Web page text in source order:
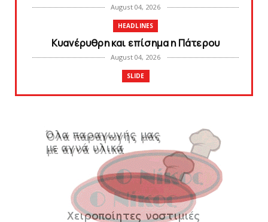
August 04, 2026
HEADLINES
Kυανέρυθρη και επίσημα η Πάτερου
August 04, 2026
SLIDE
Πανιώνια Εκπομπή: Έπεσε η αυλαία της
ΕΠΙΚΑΙΡΟΤΗΤΑ
LIVE η Πανιώνια Εκπομπή!
August 03, 2026
SLIDE
Eνίσχυση στους ψηλούς με τον Μέισον
Γουόλτερς για τον Ιστορι...